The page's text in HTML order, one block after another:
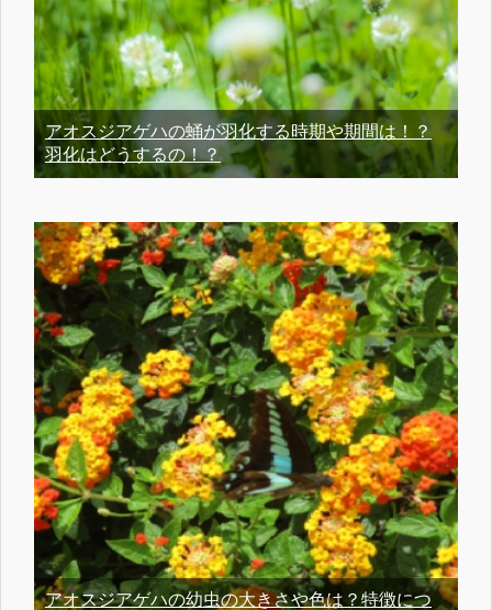
アオスジアゲハの蛹が羽化する時期や期間は！？
羽化はどうするの！？
アオスジアゲハの幼虫の大きさや色は？特徴につ